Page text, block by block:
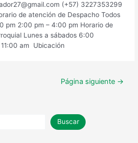
(+57) 3227353299
de atención de Despacho Todos
pm 2:00 pm – 4:00 pm Horario de
Lunes a sábados 6:00
am Ubicación
Página siguiente →
Buscar